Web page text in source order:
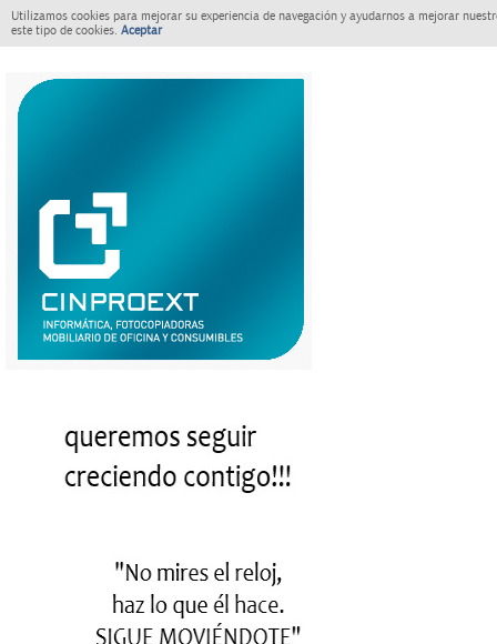
Utilizamos cookies para mejorar su experiencia de navegación y ayudarnos a mejorar
este tipo de cookies. Aceptar